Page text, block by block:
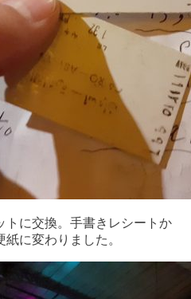
トに交換。手書きレシートか
に変わりました。